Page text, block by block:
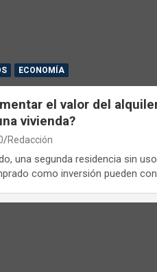
ECONOMÍA
el valor del
vivienda?
Redacción
una segunda residencia sin
como inversión pueden